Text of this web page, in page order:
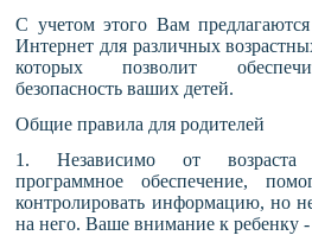
С учетом этого Вам
Интернет для различных
которых позволит
безопасность ваших детей.
Общие правила для родителей
1. Независимо от возраста
программное обеспечение,
контролировать информацию, но
на него. Ваше внимание к ребенку